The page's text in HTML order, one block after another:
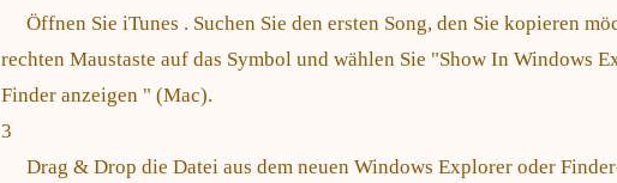
Öffnen Sie iTunes . Suchen Sie den ersten Song, den Sie kopieren
rechten Maustaste auf das Symbol und wählen Sie "Show In Windows
Finder anzeigen " (Mac).
3
Drag & Drop die Datei aus dem neuen Windows Explorer oder